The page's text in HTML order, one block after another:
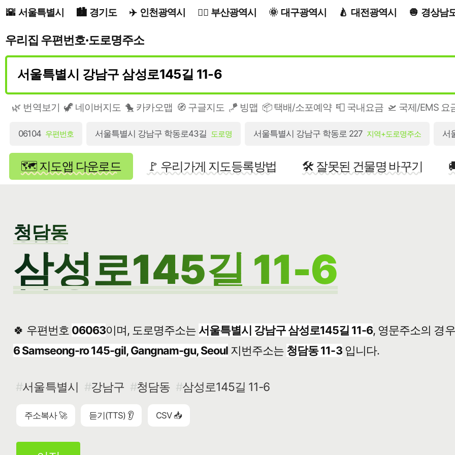
서울특별시 경기도 인천광역시 부산광역시 대구광역시 대전광역시 경상남
우리집 우편번호·도로명주소
🌿 번역보기 🦖 네이버지도 🐤 카카오맵 🧭 구글지도 🪁 빙맵 📦 택배/소포예약 📮 국내요금 🛫 국제/EMS 요
06104 우편번호 서울특별시 강남구 학동로43길 도로명 서울특별시 강남구 학동로 227 지역+도로명주소 서
🗺️ 지도앱 다운로드 🚩 우리가게 지도등록방법 🛠️ 잘못된 건물명 바꾸기
청담동
삼성로145길 11-6
🍀 우편번호 06063이며, 도로명주소는 서울특별시 강남구 삼성로145길 11-6, 영문주소의 경우
6 Samseong-ro 145-gil, Gangnam-gu, Seoul 지번주소는 청담동 11-3입니다.
서울특별시 강남구 청담동 삼성로145길 11-6
주소복사 🚀 듣기(TTS) 👂 CSV 📥